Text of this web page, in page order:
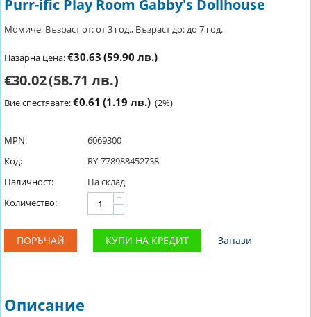
Purr-ific Play Room Gabby's Dollhouse
Момиче, Възраст от: от 3 год., Възраст до: до 7 год.
Пазарна цена:€30.63(59.90 лв.)
€30.02(58.71 лв.)
Вие спестявате:€0.61 (1.19 лв.) (2%)
MPN:
6069300
Код:
RY-778988452738
Наличност:
На склад
Количество:
+
−
ПОРЪЧАЙ КУПИ НА КРЕДИТ Запази
Описание